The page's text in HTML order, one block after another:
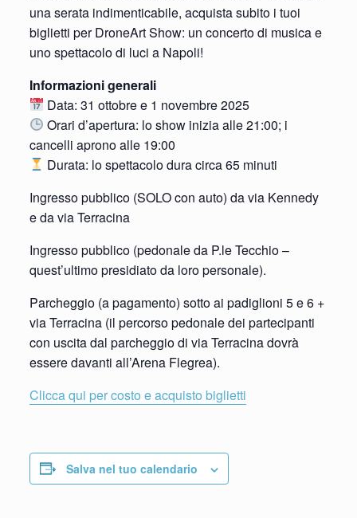
una serata indimenticabile, acquista subito i tuoi
biglietti per DroneArt Show: un concerto di musica e
uno spettacolo di luci a Napoli!
Informazioni generali
Data: 31 ottobre e 1 novembre 2025
Orari d’apertura: lo show inizia alle 21:00; i
cancelli aprono alle 19:00
Durata: lo spettacolo dura circa 65 minuti
Ingresso pubblico (SOLO con auto) da via Kennedy
e da via Terracina
Ingresso pubblico (pedonale da P.le Tecchio –
quest’ultimo presidiato da loro personale).
Parcheggio (a pagamento) sotto ai padiglioni 5 e 6 +
via Terracina (il percorso pedonale dei partecipanti
con uscita dal parcheggio di via Terracina dovrà
essere davanti all’Arena Flegrea).
Clicca qui per costo e acquisto biglietti
Salva nel tuo calendario